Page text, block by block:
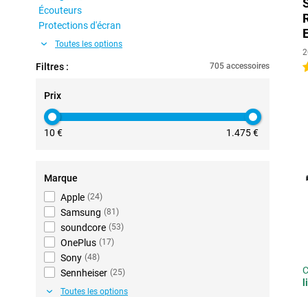
Écouteurs
Protections d'écran
Toutes les options
Filtres : 705 accessoires
Prix
10 € 1.475 €
Marque
Apple (24)
Samsung (81 )
soundcore (53)
OnePlus (17)
Sony (48)
Sennheiser (25)
Toutes les options